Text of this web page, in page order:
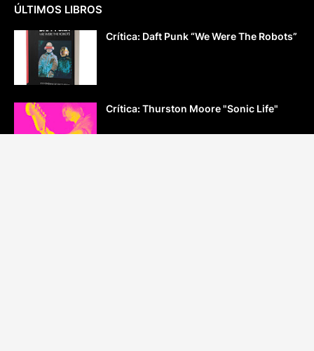
ÚLTIMOS LIBROS
Crítica: Daft Punk “We Were The Robots”
Crítica: Thurston Moore "Sonic Life"